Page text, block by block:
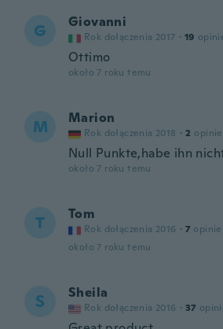
G Giovanni
Rok dołączenia 2017 · 19
Ottimo
około 7 roku temu
M Marion
Rok dołączenia 2018 · 2 opinie
Null Punkte,habe ihn
około 7 roku temu
T Tom
Rok dołączenia 2016 · 7 opinie
około 7 roku temu
S Sheila
Rok dołączenia 2016 · 37